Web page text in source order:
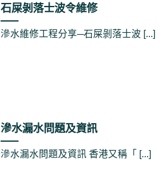
石屎剝落士波令維修
滲水維修工程分享─石屎剝落士波 [...]
滲水漏水問題及資訊
滲水漏水問題及資訊 香港又稱「 [...]